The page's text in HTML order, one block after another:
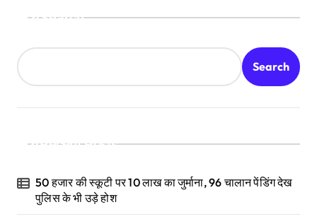
Search
Search
Recent Posts
50 हजार की स्कूटी पर 10 लाख का जुर्माना, 96 चालान पेंडिंग देख
पुलिस के भी उड़े होश